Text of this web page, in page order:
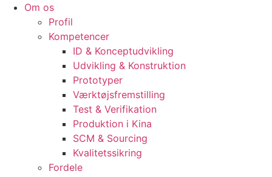
Om os
Profil
Kompetencer
ID & Konceptudvikling
Udvikling & Konstruktion
Prototyper
Værktøjsfremstilling
Test & Verifikation
Produktion i Kina
SCM & Sourcing
Kvalitetssikring
Fordele